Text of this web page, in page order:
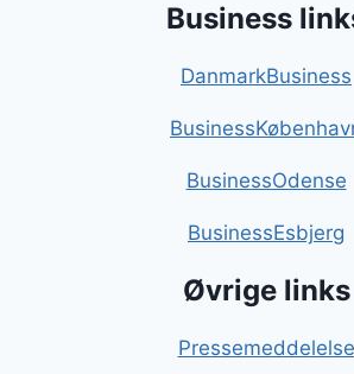
Business
DanmarkBusiness
BusinessOdense
BusinessEsbjerg
Øvrige links
Pressemeddelelse